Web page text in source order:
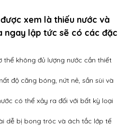
xem là thiếu nước và
ngay lập tức sẽ có các đặc
thể không đủ lượng nước cần thiết
độ căng bóng, nứt nẻ, sần sùi và
có thể xảy ra đối với bất kỳ loại
dễ bị bong tróc và ách tắc lớp tế